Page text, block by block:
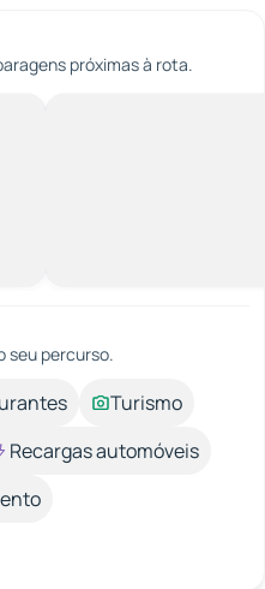
próximas à rota.
seu percurso.
Turismo
Recargas automóveis